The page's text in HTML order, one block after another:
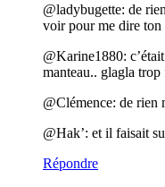
@ladybugette: de
voir pour me dire ton
@Karine1880:
manteau.. glagla
@Clémence: de rien
@Hak’: et il faisait
Répondre